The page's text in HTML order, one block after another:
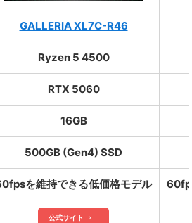
GALLERIA XL7C-R46
Ryzen 5 4500
RTX 5060
16GB
500GB (Gen4) SSD
を維持できる低価格モデル
公式サイト